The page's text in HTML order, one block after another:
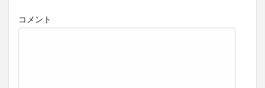
コメント